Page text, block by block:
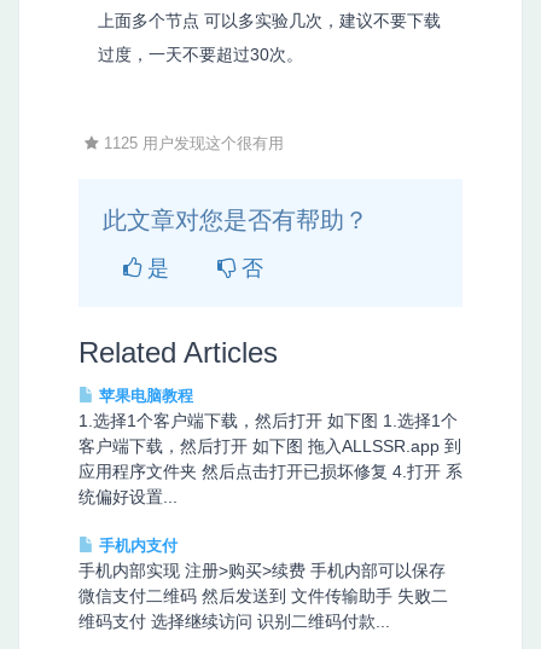
上面多个节点 可以多实验几次，建议不要下载
过度，一天不要超过30次。
1125 用户发现这个很有用
此文章对您是否有帮助？
是 否
Related Articles
苹果电脑教程
1.选择1个客户端下载，然后打开 如下图 1.选择1个
客户端下载，然后打开 如下图 拖入ALLSSR.app 到
应用程序文件夹 然后点击打开已损坏修复 4.打开 系
统偏好设置...
手机内支付
手机内部实现 注册>购买>续费 手机内部可以保存
微信支付二维码 然后发送到 文件传输助手 失败二
维码支付 选择继续访问 识别二维码付款...